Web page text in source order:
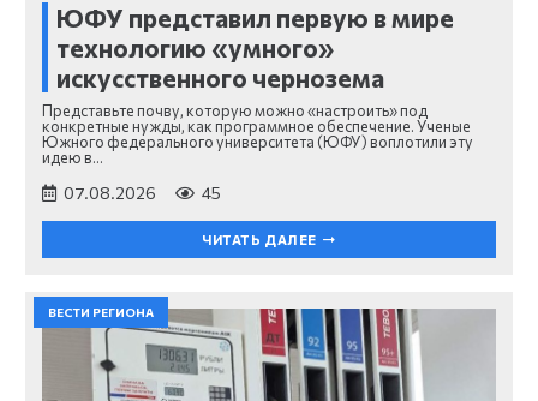
ЮФУ представил первую в мире
технологию «умного»
искусственного чернозема
Представьте почву, которую можно «настроить» под
конкретные нужды, как программное обеспечение. Ученые
Южного федерального университета (ЮФУ) воплотили эту
идею в…
07.08.2026 45
ЧИТАТЬ ДАЛЕЕ
ВЕСТИ РЕГИОНА